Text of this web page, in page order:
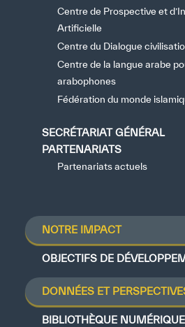
Centre de Prospective et
Artificielle
Centre du Dialogue
Centre de la langue arabe
arabophones
Fédération du monde
SECRÉTARIAT GÉNÉRAL
PARTENARIATS
Partenariats actuels
NOTRE IMPACT
OBJECTIFS DE
DONNÉES ET
BIBLIOTHÈQUE